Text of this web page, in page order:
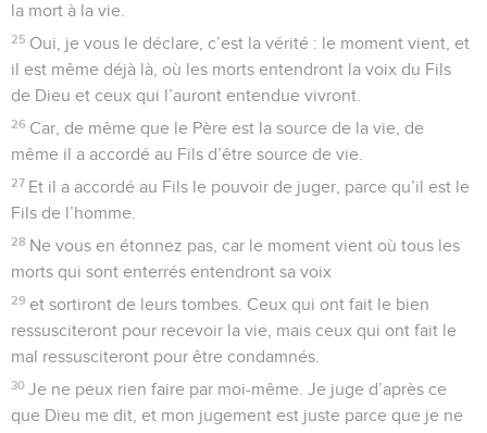
la mort à la vie.
25 Oui, je vous le déclare, c’est la vérité : le moment vient, et
il est même déjà là, où les morts entendront la voix du Fils
de Dieu et ceux qui l’auront entendue vivront.
26 Car, de même que le Père est la source de la vie, de
même il a accordé au Fils d’être source de vie.
27 Et il a accordé au Fils le pouvoir de juger, parce qu’il est le
Fils de l’homme.
28 Ne vous en étonnez pas, car le moment vient où tous les
morts qui sont enterrés entendront sa voix
29 et sortiront de leurs tombes. Ceux qui ont fait le bien
ressusciteront pour recevoir la vie, mais ceux qui ont fait le
mal ressusciteront pour être condamnés.
30 Je ne peux rien faire par moi-même. Je juge d’après ce
que Dieu me dit, et mon jugement est juste parce que je ne